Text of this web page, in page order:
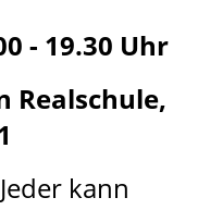
- 19.30 Uhr
Realschule,
kann